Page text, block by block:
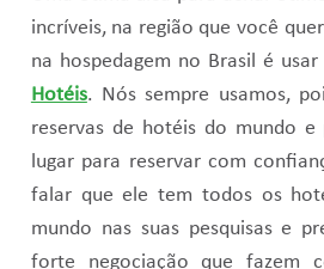
incríveis, na região que você
na hospedagem no Brasil é usar
Hotéis. Nós sempre usamos,
reservas de hotéis do mundo
lugar para reservar com
falar que ele tem todos os
mundo nas suas pesquisas e
forte negociação que fazem